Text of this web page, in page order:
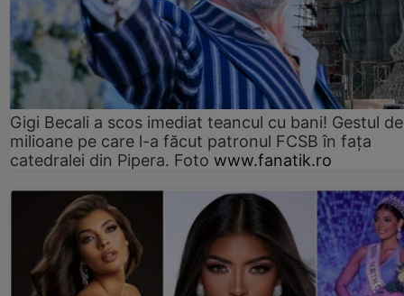
Gigi Becali a scos imediat teancul cu bani! Gestul de
milioane pe care l-a făcut patronul FCSB în fața
catedralei din Pipera. Foto www.fanatik.ro